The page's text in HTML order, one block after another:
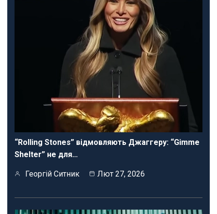
“Rolling Stones” відмовляють Джаггеру: “Gimme
Shelter” не для…
Георгій Ситник Лют 27, 2026